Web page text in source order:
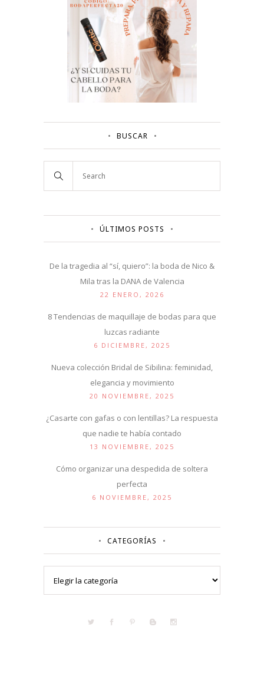
BUSCAR
ÚLTIMOS POSTS
De la tragedia al “sí, quiero”: la boda de Nico &
Mila tras la DANA de Valencia
22 ENERO, 2026
8 Tendencias de maquillaje de bodas para que
luzcas radiante
6 DICIEMBRE, 2025
Nueva colección Bridal de Sibilina: feminidad,
elegancia y movimiento
20 NOVIEMBRE, 2025
¿Casarte con gafas o con lentillas? La respuesta
que nadie te había contado
13 NOVIEMBRE, 2025
Cómo organizar una despedida de soltera
perfecta
6 NOVIEMBRE, 2025
CATEGORÍAS